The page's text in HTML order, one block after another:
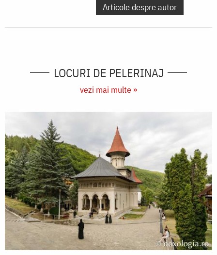
Articole despre autor
LOCURI DE PELERINAJ
vezi mai multe »